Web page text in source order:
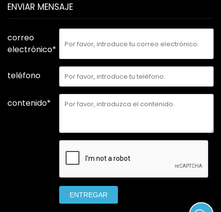
ENVIAR MENSAJE
correo
electrónico*
teléfono
contenido*
ENTREGAR